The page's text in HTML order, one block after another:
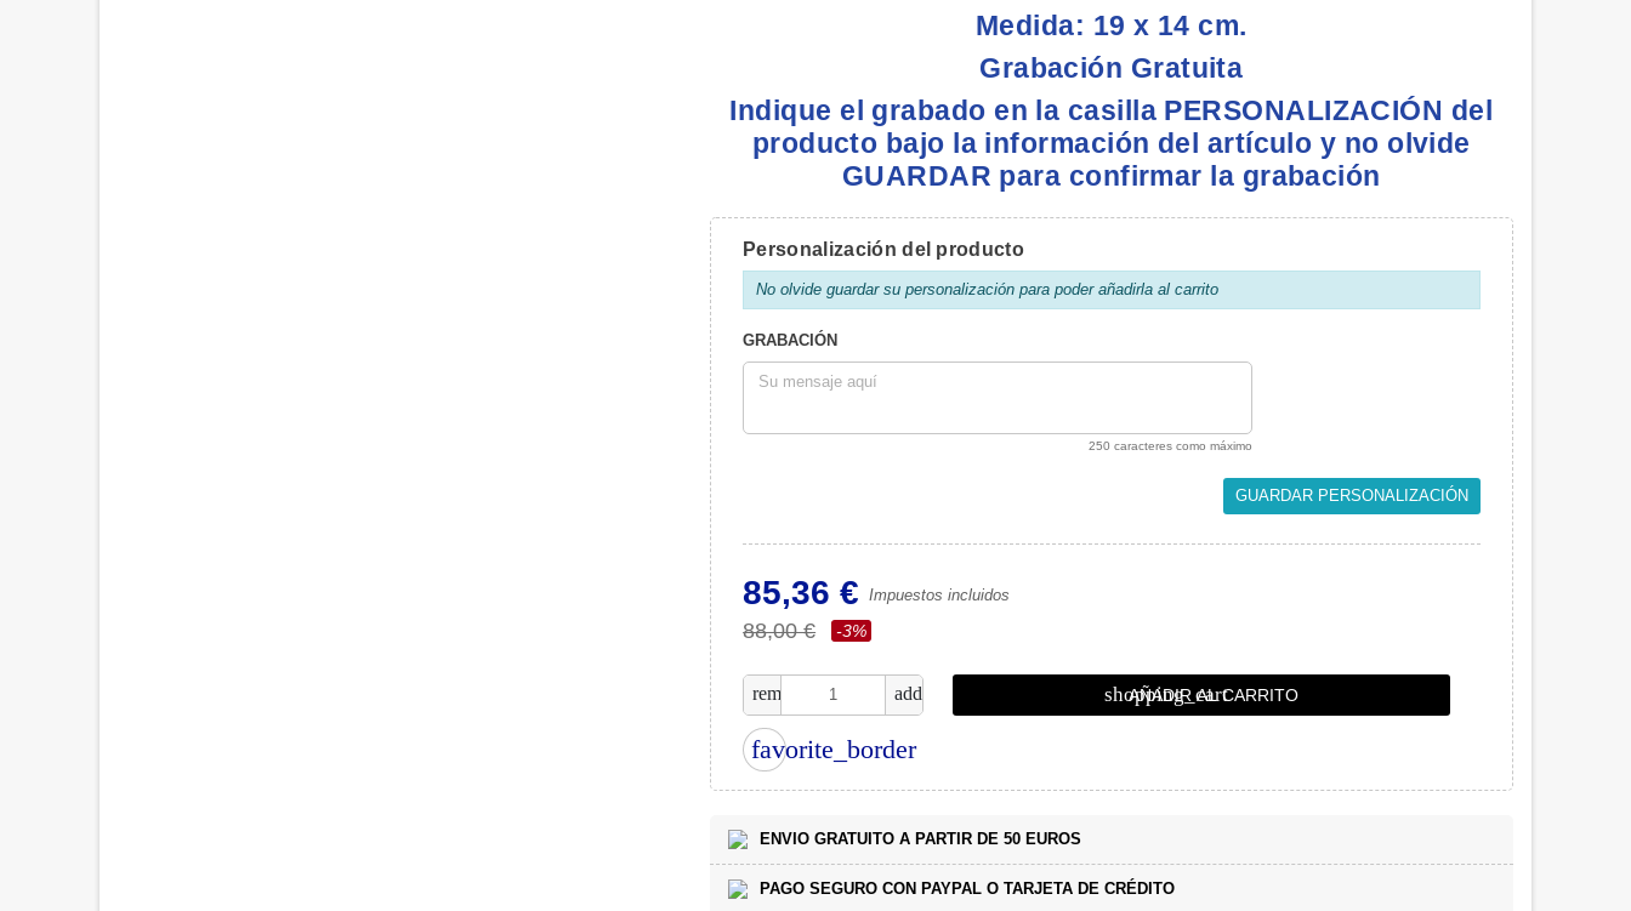
Medida: 19 x 14 cm.
Grabación Gratuita
Indique el grabado en la casilla PERSONALIZACIÓN del
producto bajo la información del artículo y no olvide
GUARDAR para confirmar la grabación
Personalización del producto
No olvide guardar su personalización para poder añadirla al carrito
GRABACIÓN
250 caracteres como máximo
GUARDAR PERSONALIZACIÓN
85,36 € Impuestos incluidos
88,00 € -3%
remove add shopping_cart
AÑADIR AL CARRITO
favorite_border
ENVIO GRATUITO A PARTIR DE 50 EUROS
PAGO SEGURO CON PAYPAL O TARJETA DE CRÉDITO